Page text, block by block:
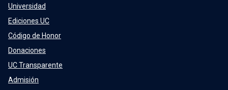
Universidad
Ediciones UC
Código de Honor
Donaciones
UC Transparente
Admisión